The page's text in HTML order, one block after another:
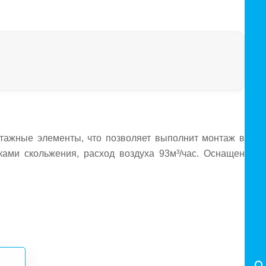
элементы, что позволяет выполнит монтаж в
скольжения, расход воздуха 93м³/час. Оснащен